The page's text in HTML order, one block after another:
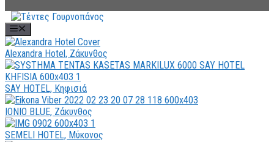
Alexandra Hotel, Ζάκυνθος
SAY HOTEL, Κηφισιά
ΙΟΝΙΟ BLUE, Ζάκυνθος
SEMELI HOTEL, Μύκονος